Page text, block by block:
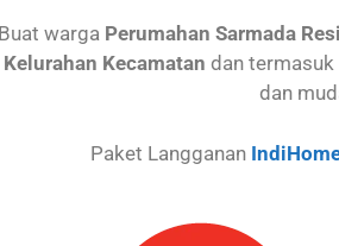
Buat warga Perumahan Sarmada
Kelurahan Kecamatan dan
dan
Paket Langganan